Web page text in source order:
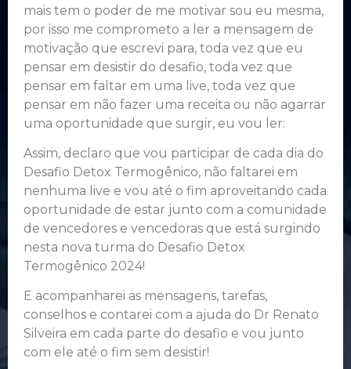
mais tem o poder de me motivar sou eu mesma,
por isso me comprometo a ler a mensagem de
motivação que escrevi para, toda vez que eu
pensar em desistir do desafio, toda vez que
pensar em faltar em uma live, toda vez que
pensar em não fazer uma receita ou não agarrar
uma oportunidade que surgir, eu vou ler:
Assim, declaro que vou participar de cada dia do
Desafio Detox Termogênico, não faltarei em
nenhuma live e vou até o fim aproveitando cada
oportunidade de estar junto com a comunidade
de vencedores e vencedoras que está surgindo
nesta nova turma do Desafio Detox
Termogênico 2024!
E acompanharei as mensagens, tarefas,
conselhos e contarei com a ajuda do Dr Renato
Silveira em cada parte do desafio e vou junto
com ele até o fim sem desistir!